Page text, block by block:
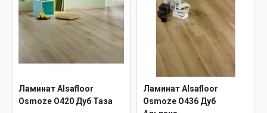
Ламинат Alsafloor
Osmoze O420 Дуб Таза
Ламинат Alsafloor
Osmoze O436 Дуб